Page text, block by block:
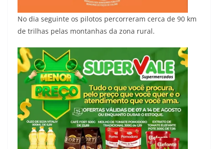
No dia seguinte os pilotos percorreram cerca de 90 km
de trilhas pelas montanhas da zona rural.